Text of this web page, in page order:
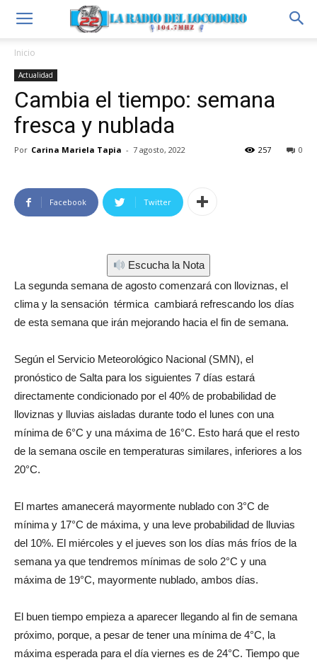
Inicio
Actualidad
Cambia el tiempo: semana
fresca y nublada
Por Carina Mariela Tapia - 7 agosto, 2022 0
257
Facebook Twitter
Escucha la Nota
La segunda semana de agosto comenzará con lloviznas, el
clima y la sensación térmica cambiará refrescando los días
de esta semana que irán mejorando hacia el fin de semana.
Según el Servicio Meteorológico Nacional (SMN), el
pronóstico de Salta para los siguientes 7 días estará
directamente condicionado por el 40% de probabilidad de
lloviznas y lluvias aisladas durante todo el lunes con una
mínima de 6°C y una máxima de 16°C. Esto hará que el resto
de la semana oscile en temperaturas similares, inferiores a los
20°C.
El martes amanecerá mayormente nublado con 3°C de
mínima y 17°C de máxima, y una leve probabilidad de lluvias
del 10%. El miércoles y el jueves son los días más fríos de la
semana ya que tendremos mínimas de solo 2°C y una
máxima de 19°C, mayormente nublado, ambos días.
El buen tiempo empieza a aparecer llegando al fin de semana
próximo, porque, a pesar de tener una mínima de 4°C, la
máxima esperada para el día viernes es de 24°C. Tiempo que